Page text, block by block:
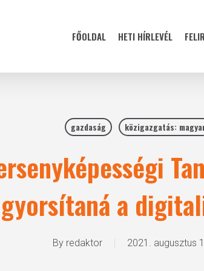
FŐOLDAL HETI HÍRLEVÉL
gazdaság közigazgatás:
gyorsítaná a
By redaktor 2021. augusztus